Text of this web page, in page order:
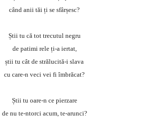
când anii tăi ți se sfârșesc?
Știi tu că tot trecutul negru
de patimi rele ți-a iertat,
știi tu cât de strălucită-i slava
cu care-n veci vei fi îmbrăcat?
Știi tu oare-n ce pierzare
de nu te-ntorci acum, te-arunci?